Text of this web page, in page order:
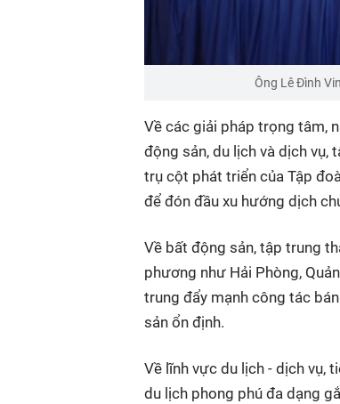
Ông Lê Đình
Về các giải pháp trọng tâm,
động sản, du lịch và dịch vụ,
trụ cột phát triển của Tập
để đón đầu xu hướng dịch
Về bất động sản, tập trung
phương như Hải Phòng,
trung đẩy mạnh công tác
sản ổn định.
Về lĩnh vực du lịch - dịch vụ,
du lịch phong phú đa dạng